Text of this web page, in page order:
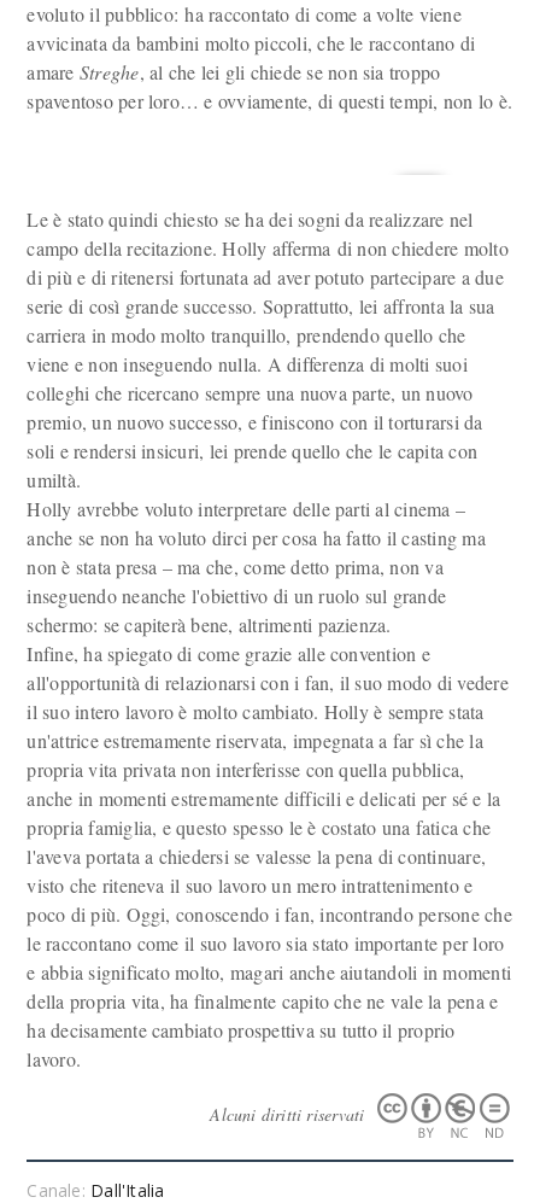
evoluto il pubblico: ha raccontato di come a volte viene
avvicinata da bambini molto piccoli, che le raccontano di
amare Streghe, al che lei gli chiede se non sia troppo
spaventoso per loro… e ovviamente, di questi tempi, non lo è.
Le è stato quindi chiesto se ha dei sogni da realizzare nel
campo della recitazione. Holly afferma di non chiedere molto
di più e di ritenersi fortunata ad aver potuto partecipare a due
serie di così grande successo. Soprattutto, lei affronta la sua
carriera in modo molto tranquillo, prendendo quello che
viene e non inseguendo nulla. A differenza di molti suoi
colleghi che ricercano sempre una nuova parte, un nuovo
premio, un nuovo successo, e finiscono con il torturarsi da
soli e rendersi insicuri, lei prende quello che le capita con
umiltà.
Holly avrebbe voluto interpretare delle parti al cinema –
anche se non ha voluto dirci per cosa ha fatto il casting ma
non è stata presa – ma che, come detto prima, non va
inseguendo neanche l'obiettivo di un ruolo sul grande
schermo: se capiterà bene, altrimenti pazienza.
Infine, ha spiegato di come grazie alle convention e
all'opportunità di relazionarsi con i fan, il suo modo di vedere
il suo intero lavoro è molto cambiato. Holly è sempre stata
un'attrice estremamente riservata, impegnata a far sì che la
propria vita privata non interferisse con quella pubblica,
anche in momenti estremamente difficili e delicati per sé e la
propria famiglia, e questo spesso le è costato una fatica che
l'aveva portata a chiedersi se valesse la pena di continuare,
visto che riteneva il suo lavoro un mero intrattenimento e
poco di più. Oggi, conoscendo i fan, incontrando persone che
le raccontano come il suo lavoro sia stato importante per loro
e abbia significato molto, magari anche aiutandoli in momenti
della propria vita, ha finalmente capito che ne vale la pena e
ha decisamente cambiato prospettiva su tutto il proprio
lavoro.
Alcuni diritti riservati
Canale: Dall'Italia